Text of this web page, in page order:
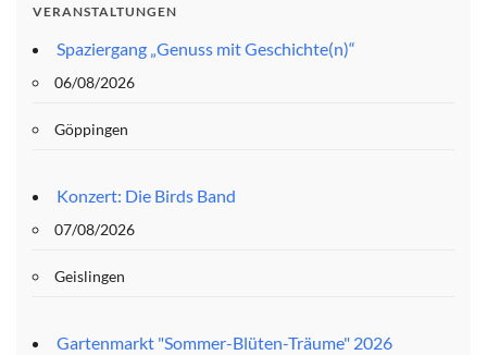
VERANSTALTUNGEN
Spaziergang „Genuss mit Geschichte(n)“
06/08/2026
Göppingen
Konzert: Die Birds Band
07/08/2026
Geislingen
Gartenmarkt "Sommer-Blüten-Träume" 2026